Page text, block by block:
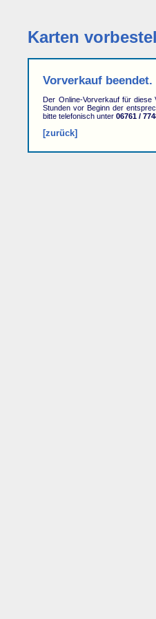
Karten
Vorverkauf beendet.
Der Online-Vorverkauf für diese
Stunden vor Beginn der
bitte telefonisch unter06761 /
[zurück]